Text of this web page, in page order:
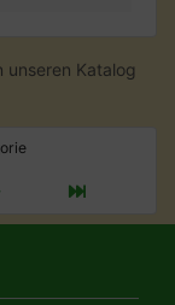
unseren Katalog